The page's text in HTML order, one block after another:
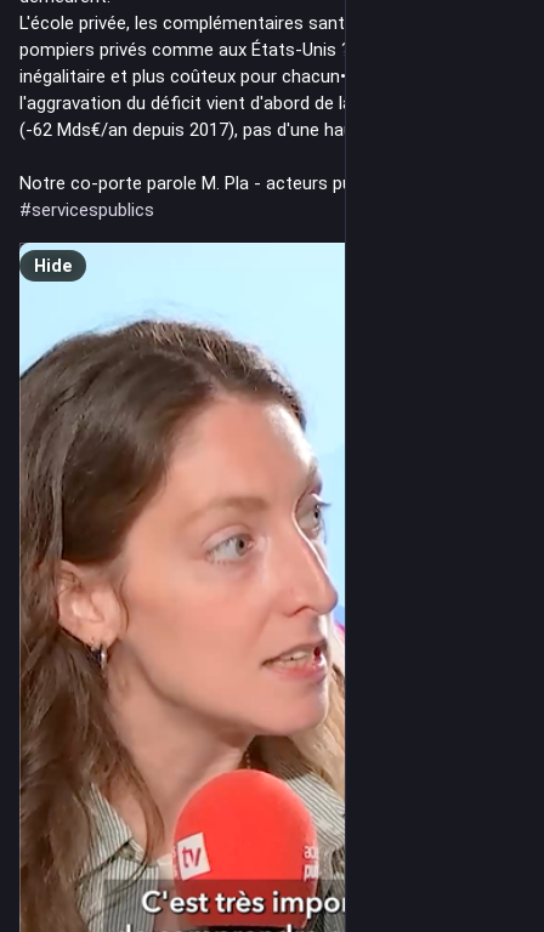
L'école privée, les complémentaires santé, bientôt les
pompiers privés comme aux États-Unis ? C'est à la fois plus
inégalitaire et plus coûteux pour chacun•e. D'autant que
l'aggravation du déficit vient d'abord de la baisse des recettes
(-62 Mds€/an depuis 2017), pas d'une hausse des dépenses.
Notre co-porte parole M. Pla - acteurs publics TV
#servicespublics
Hide